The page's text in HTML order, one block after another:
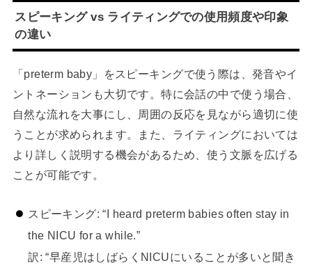
スピーキング vs ライティングでの使用頻度や印象
の違い
「preterm baby」をスピーキングで使う際は、発音やイ
ントネーションも大切です。特に会話の中で使う場合、
自然な流れを大事にし、周囲の反応を見ながら適切に使
うことが求められます。また、ライティングにおいては
より詳しく説明する機会があるため、使う文脈を広げる
ことが可能です。
スピーキング: “I heard preterm babies often stay in
the NICU for a while.”
訳: “早産児はしばらくNICUにいることが多いと聞き